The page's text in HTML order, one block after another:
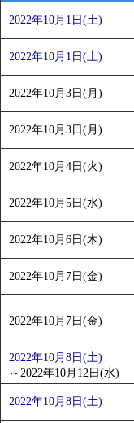
赤ちゃん子
「まだまだ暑
皆鶴姫のこ
「
子育て交流
「
赤ちゃん交
「堂島地区歴
「皆鶴姫のこ
「みなづる号
2022年10月1日(土)
2022年10月1日(土)
2022年10月3日(月)
2022年10月3日(月)
2022年10月4日(火)
2022年10月5日(水)
2022年10月6日(木)
2022年10月7日(金)
2022年10月7日(金)
2022年10月8日(土)
～ 2022年10月12日(水)
2022年10月8日(土)